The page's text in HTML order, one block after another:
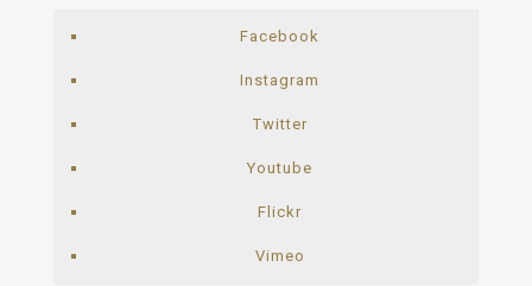
Facebook
Instagram
Twitter
Youtube
Flickr
Vimeo